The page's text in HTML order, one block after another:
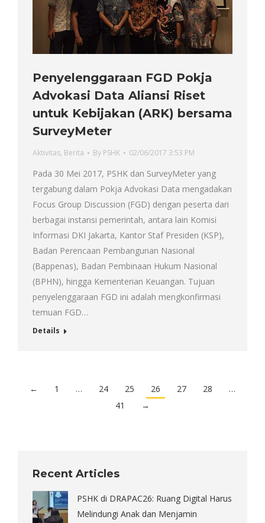
Penyelenggaraan FGD Pokja
Advokasi Data Aliansi Riset
untuk Kebijakan (ARK) bersama
SurveyMeter
Aktivitas, Berita By PSHK 02/06/2017 3:53 PM
Pada 30 Mei 2017, PSHK dan SurveyMeter yang
tergabung dalam Pokja Advokasi Data mengadakan
Focus Group Discussion (FGD) dengan peserta dari
berbagai instansi pemerintah, antara lain Komisi
Informasi DKI Jakarta, Kantor Staf Presiden (KSP),
Badan Perencaan Pembangunan Nasional
(Bappenas), Badan Pembinaan Hukum Nasional
(BPHN), hingga Kementerian Keuangan. Tujuan
penyelenggaraan FGD ini adalah mengkonfirmasi
temuan FGD…
Details
← 1 … 24 25 26 27 28
…
41
→
Recent Articles
PSHK di DRAPAC26: Ruang Digital Harus
Melindungi Anak dan Menjamin